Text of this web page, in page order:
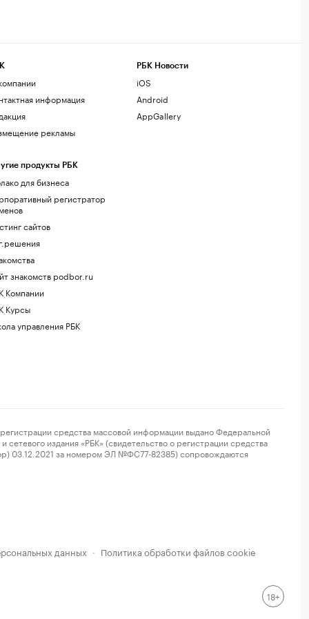
информация
рекламы
продукты РБК
для бизнеса
регистратор
сайтов
знакомств podbor.ru
Компании
Курсы
управления РБК
РБК Новости
iOS
Android
AppGallery
средства массовой информации выдано Федеральной
издания «РБК» (свидетельство о регистрации средства
03.12.2021 за номером ЭЛ №ФС77-82385) сопровождаются
данных · Политика обработки файлов cookie
18+